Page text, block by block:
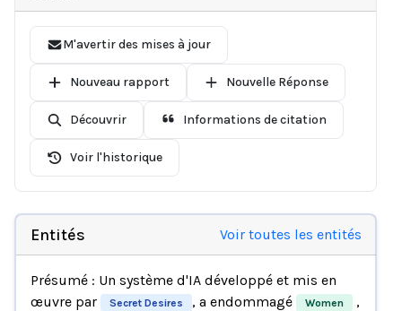
M'avertir des mises à jour
Nouveau rapport Nouvelle Réponse
Découvrir Informations de citation
Voir l'historique
Entités Voir toutes les entités
Présumé : Un système d'IA développé et mis en
œuvre par
Secret Desires , a endommagé Women ,